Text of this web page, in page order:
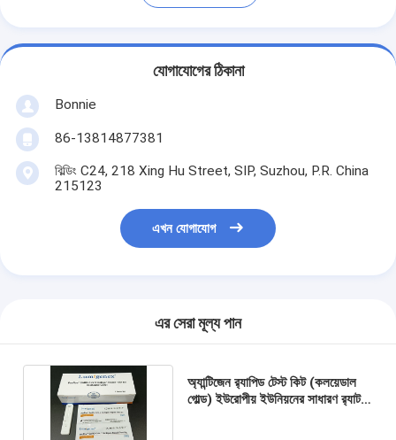
যোগাযোগের ঠিকানা
Bonnie
86-13814877381
বিল্ডিং C24, 218 Xing Hu Street, SIP, Suzhou, P.R. China
215123
এখন যোগাযোগ
এর সেরা মূল্য পান
অ্যান্টিজেন র‌্যাপিড টেস্ট কিট (কলয়েডাল
গোল্ড) ইউরোপীয় ইউনিয়নের সাধারণ র‍্যাট